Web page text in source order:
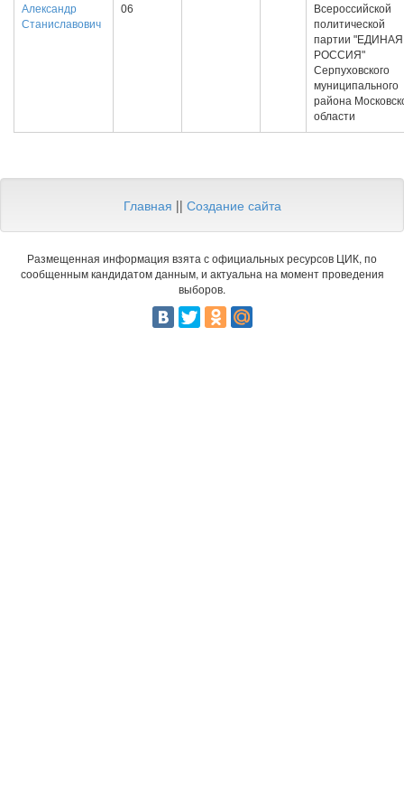
Александр
Станиславович
06
Всероссийской
политической
партии "ЕДИНАЯ
РОССИЯ"
Серпуховского
муниципального
района
области
Главная || Создание сайта
Размещенная информация взята с официальных ресурсов ЦИК, по
сообщенным кандидатом данным, и актуальна на момент проведения
выборов.